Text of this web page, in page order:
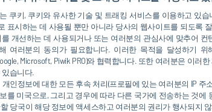
쿠키, 쿠키와 유사한 기술 및 트래킹 서비스를 이용하고 있습
표시하는 데 사용될 뿐만 아니라 당사의 웹사이트를 되도록
개선하는 데 사용되거나 또는 여러분의 관심사에 맞추어 컨
여러분의 동의가 필요합니다. 이러한 목적을 달성하기 위
Microsoft, Piwik PRO)와 협력합니다. 또한 여러분은 이러
습니다.
인정보에 대한 모든 후속 처리(프로필에 있는 여러분의 IP 주
를 미국으로, 그리고 경우에 따라 다른 국가에 전송하는 것에
당국이 해당 정보에 액세스하고 여러분의 권리가 행사되지
concept for modular pretreatment and
flexibility in plant design, reduces space
will gain insights into howEcoProWet is
in the flyer.